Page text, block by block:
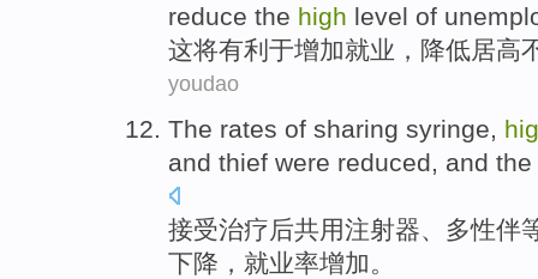
reduce the high level of
这将有利于增加就业 ， 降低居高
youdao
The rates of sharing syringe,
and thief were reduced, and the
接受治疗后共用注射器、 多性伴
下降， 就业率增加。